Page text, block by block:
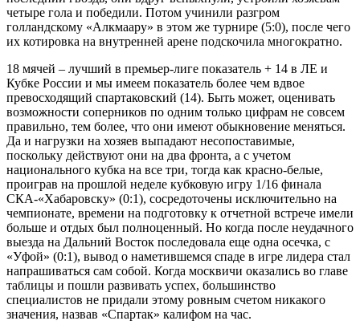
четыре гола и победили. Потом учинили разгром
голландскому «Алкмаару» в этом же турнире (5:0), после чего
их котировка на внутренней арене подскочила многократно.
18 мячей – лучший в премьер-лиге показатель + 14 в ЛЕ и
Кубке России и мы имеем показатель более чем вдвое
превосходящий спартаковский (14). Быть может, оценивать
возможности соперников по одним только цифрам не совсем
правильно, тем более, что они имеют обыкновение меняться.
Да и нагрузки на хозяев выпадают несопоставимые,
поскольку действуют они на два фронта, а с учетом
национального кубка на все три, тогда как красно-белые,
проиграв на прошлой неделе кубковую игру 1/16 финала
СКА-«Хабаровску» (0:1), сосредоточены исключительно на
чемпионате, времени на подготовку к отчетной встрече имели
больше и отдых был полноценный. Но когда после неудачного
выезда на Дальний Восток последовала еще одна осечка, с
«Уфой» (0:1), вывод о наметившемся спаде в игре лидера стал
напрашиваться сам собой. Когда москвичи оказались во главе
таблицы и пошли развивать успех, большинство
специалистов не придали этому ровным счетом никакого
значения, назвав «Спартак» калифом на час.